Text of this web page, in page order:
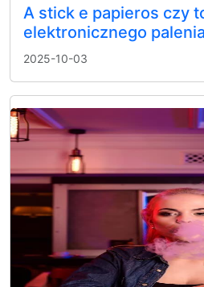
A stick e papieros czy
elektronicznego
2025-10-03